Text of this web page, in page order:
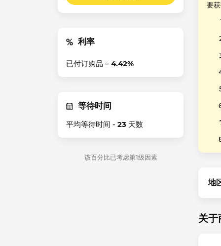
利率
已付订购品 – 4.42%
等待时间
平均等待时间 - 23 天数
该百分比已考虑第1级因素
要
地
关